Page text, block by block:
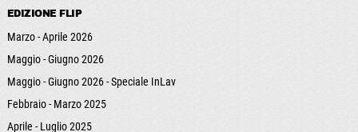
EDIZIONE FLIP
Marzo - Aprile 2026
Maggio - Giugno 2026
Maggio - Giugno 2026 - Speciale InLav
Febbraio - Marzo 2025
Aprile - Luglio 2025